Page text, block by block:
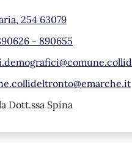
254 63079
- 890655
Dott.ssa Spina